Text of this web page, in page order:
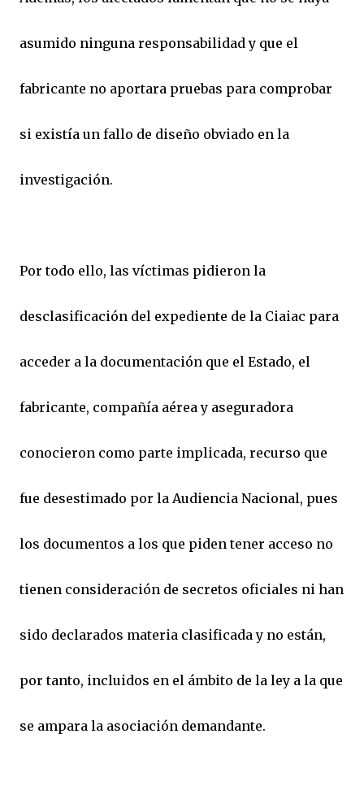
asumido ninguna responsabilidad y que el
fabricante no aportara pruebas para comprobar
si existía un fallo de diseño obviado en la
investigación.
Por todo ello, las víctimas pidieron la
desclasificación del expediente de la Ciaiac para
acceder a la documentación que el Estado, el
fabricante, compañía aérea y aseguradora
conocieron como parte implicada, recurso que
fue desestimado por la Audiencia Nacional, pues
los documentos a los que piden tener acceso no
tienen consideración de secretos oficiales ni han
sido declarados materia clasificada y no están,
por tanto, incluidos en el ámbito de la ley a la que
se ampara la asociación demandante.